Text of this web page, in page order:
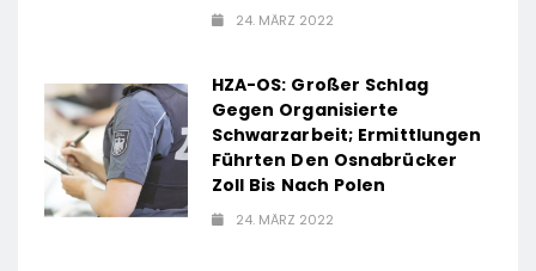
24. MÄRZ 2022
HZA-OS: Großer Schlag
Gegen Organisierte
Schwarzarbeit; Ermittlungen
Führten Den Osnabrücker
Zoll Bis Nach Polen
24. MÄRZ 2022